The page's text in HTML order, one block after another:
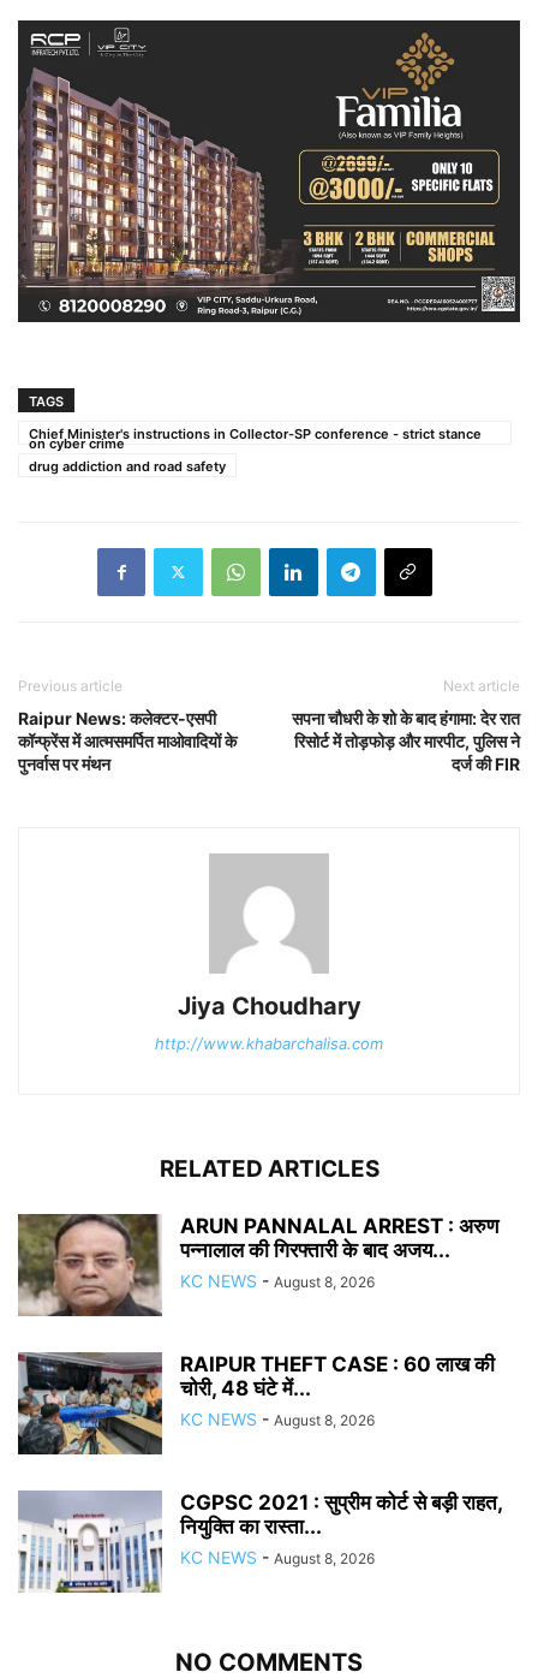
TAGS
Chief Minister's instructions in Collector-SP conference - strict stance
on cyber crime
drug addiction and road safety
Previous article
Raipur News: कलेक्टर-एसपी
कॉन्फ्रेंस में आत्मसमर्पित माओवादियों के
पुनर्वास पर मंथन
Next article
सपना चौधरी के शो के बाद हंगामा: देर रात
रिसोर्ट में तोड़फोड़ और मारपीट, पुलिस ने
दर्ज की FIR
Jiya Choudhary
http://www.khabarchalisa.com
RELATED ARTICLES
ARUN PANNALAL ARREST : अरुण
पन्नालाल की गिरफ्तारी के बाद अजय...
KC NEWS - August 8, 2026
RAIPUR THEFT CASE : 60 लाख की
चोरी, 48 घंटे में...
KC NEWS - August 8, 2026
CGPSC 2021 : सुप्रीम कोर्ट से बड़ी राहत,
नियुक्ति का रास्ता...
KC NEWS - August 8, 2026
NO COMMENTS